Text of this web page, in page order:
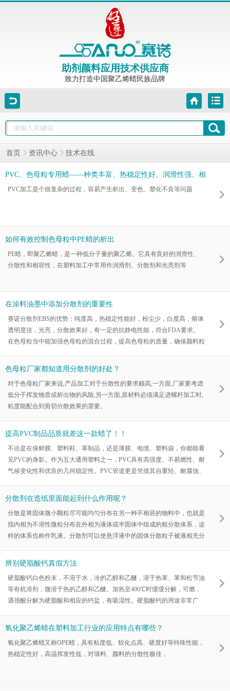
助剂颜料应用技术供应商
致力打造中国聚乙烯蜡民族品牌
首页 资讯中心 技术在线
PVC、色母粒专用蜡——种类丰富、热稳定性好、润滑性强、相
容性好
PVC加工是个很复杂的过程，容易产生析出、变色、塑化不良等问题
如何有效控制色母粒中PE蜡的析出
PE蜡，即聚乙烯蜡，是一种低分子量的聚乙烯。它具有良好的润滑性、
分散性和相容性，在塑料加工中常用作润滑剂、分散剂和光亮剂等
在涂料油墨中添加分散剂的重要性
赛诺分散剂EBS的优势：纯度高，热稳定性能好，粉尘少，白度高，熔体
透明度佳，光亮，分散效果好，有一定的抗静电性能，符合FDA要求。
在色母粒当中能加强色母粒的混合过程，提高色母粒的质量，确保颜料粒
色母粒厂家都知道用分散剂的好处？
对于色母粒厂家来说,产品加工对于分散性的要求颇高,一方面,厂家要考虑
低分子挥发物质或析出物的风险,另一方面,原材料必须满足进螺杆加工时,
粘度能配合到剪切分散效果的需要。
提高PVC制品品质就差这一款蜡了！！
不论是在保鲜膜、塑料鞋、革制品，还是薄膜、电缆、塑料袋，你都能看
见PVC的身影。作为五大通用塑料之一，PVC具有高强度、不易燃性、耐
气候变化性和优良的几何稳定性。PVC管道更是凭借其自重轻、耐腐蚀、
品在给排水、农业、电力和通信等领域继续迎来发展高峰期，环保且高质
分散剂在造纸里面能起到什么作用呢？
分散是将固体微小颗粒尽可能均匀分布在另一种不相容的物料中，也就是
指内相为不溶性微粒分布在外相为液体或半固体中组成的粗分散体系，这
样的体系也称作乳液。分散剂可以使悬浮液中的固体分散粒子被液相充分
低，以维持悬浮液最大的动力学稳定性。
辨别硬脂酸钙真假方法
硬脂酸钙白色粉末，不溶于水，冷的乙醇和乙醚，溶于热苯、苯和松节油
等有机溶剂，微溶于热的乙醇和乙醚。加热至400℃时缓缓分解，可燃，
遇强酸分解为硬脂酸和相应的钙盐，有吸湿性。硬脂酸钙的用途非常广
稳定剂、脱模剂、促进剂等。
氧化聚乙烯蜡在塑料加工行业的应用特点有哪些？
氧化聚乙烯蜡又称OPE蜡，具有粘度低、软化点高、硬度好等特殊性能，
热稳定性好，高温挥发性低，对填料、颜料的分散性极佳，